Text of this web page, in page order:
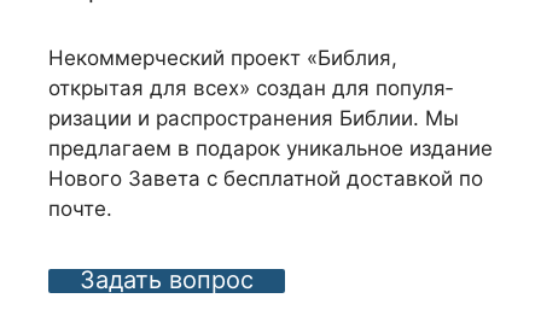
Некоммерческий проект «Библия,
открытая для всех» создан для популя­
ризации и распро­странения Библии. Мы
предлагаем в подарок уникальное издание
Нового Завета с бес­платной доставкой по
почте.
Задать вопрос